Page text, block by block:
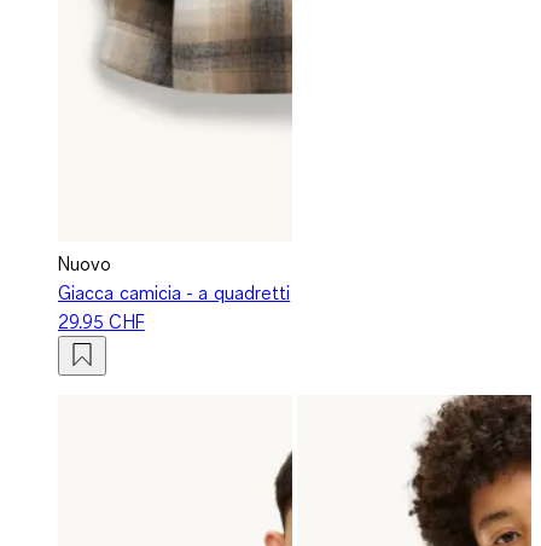
Nuovo
Giacca camicia - a quadretti
29.95 CHF